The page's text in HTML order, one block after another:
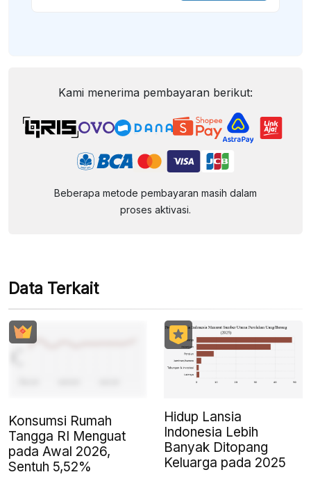
Kami menerima pembayaran berikut:
Beberapa metode pembayaran masih dalam
proses aktivasi.
Data Terkait
Konsumsi Rumah
Tangga RI Menguat
pada Awal 2026,
Sentuh 5,52%
Hidup Lansia
Indonesia Lebih
Banyak Ditopang
Keluarga pada 2025